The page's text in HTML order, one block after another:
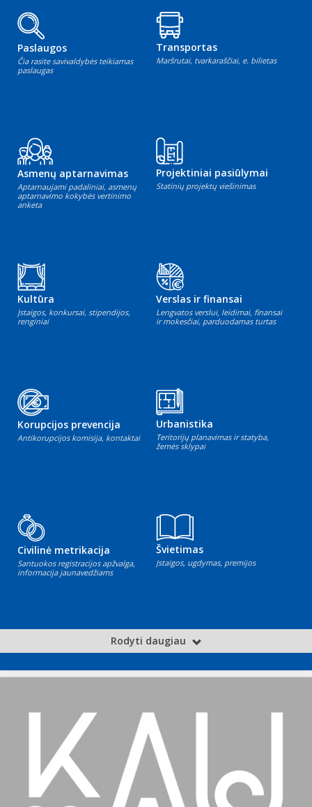
Paslaugos
Čia rasite savivaldybės teikiamas
paslaugas
Transportas
Maršrutai, tvarkaraščiai, e. bilietas
Asmenų aptarnavimas
Aptarnaujami padaliniai, asmenų
aptarnavimo kokybės vertinimo
anketa
Projektiniai pasiūlymai
Statinių projektų viešinimas
Kultūra
Įstaigos, konkursai, stipendijos,
renginiai
Verslas ir finansai
Lengvatos verslui, leidimai, finansai
ir mokesčiai, parduodamas turtas
Korupcijos prevencija
Antikorupcijos komisija, kontaktai
Urbanistika
Teritorijų planavimas ir statyba,
žemės sklypai
Civilinė metrikacija
Santuokos registracijos apžvalga,
informacija jaunavedžiams
Švietimas
Įstaigos, ugdymas, premijos
Rodyti daugiau